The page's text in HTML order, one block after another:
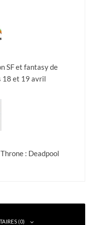
SF et fantasy de
18 et 19 avril
: Deadpool
(0)